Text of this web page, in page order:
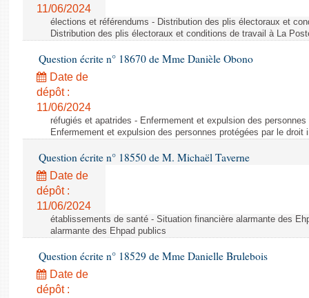
11/06/2024
élections et référendums - Distribution des plis électoraux et
Distribution des plis électoraux et conditions de travail à La
Question écrite n° 18670 de Mme Danièle Obono
Date de
dépôt :
11/06/2024
réfugiés et apatrides - Enfermement et expulsion des
Enfermement et expulsion des personnes protégées par le droit
Question écrite n° 18550 de M. Michaël Taverne
Date de
dépôt :
11/06/2024
établissements de santé - Situation financière alarmante des
alarmante des Ehpad publics
Question écrite n° 18529 de Mme Danielle Brulebois
Date de
dépôt :